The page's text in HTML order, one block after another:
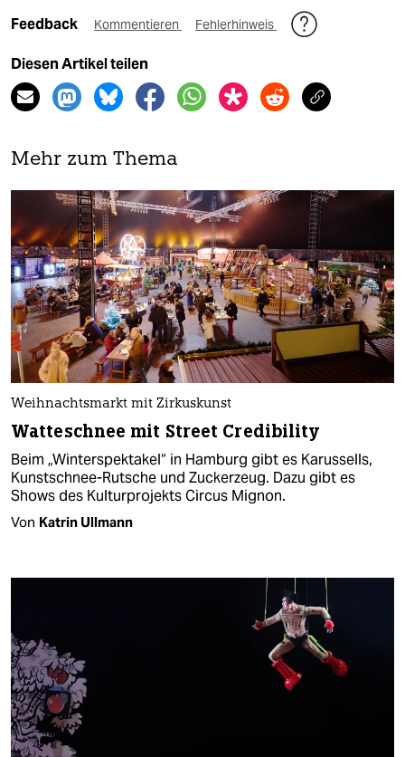
Feedback Kommentieren Fehlerhinweis
Diesen Artikel teilen
Mehr zum Thema
Weihnachtsmarkt mit Zirkuskunst
Watteschnee mit Street Credibility
Beim „Winterspektakel“ in Hamburg gibt es Karussells,
Kunstschnee-Rutsche und Zuckerzeug. Dazu gibt es
Shows des Kulturprojekts Circus Mignon.
Von Katrin Ullmann